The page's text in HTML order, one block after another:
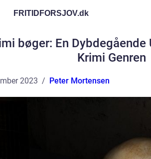
FRITIDFORSJOV.dk
bøger: En Dybdegående
Krimi Genren
2023 Peter Mortensen